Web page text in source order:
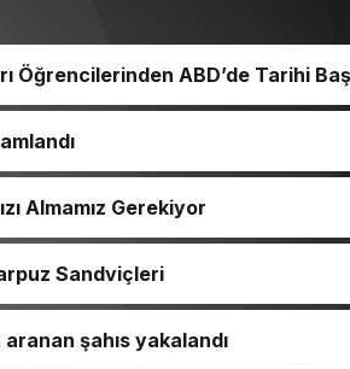
Öğrencilerinden ABD’de Tarihi
Almamız Gerekiyor
Sandviçleri
şahıs yakalandı